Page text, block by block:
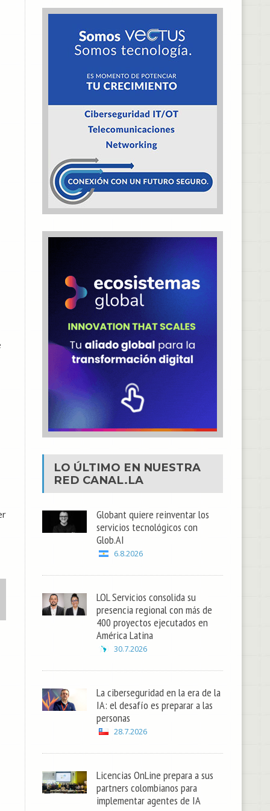
LO ÚLTIMO EN NUESTRA
RED CANAL.LA
Globant quiere reinventar los
servicios tecnológicos con
Glob.AI
6.8.2026
LOL Servicios consolida su
presencia regional con más de
400 proyectos ejecutados en
América Latina
30.7.2026
La ciberseguridad en la era de la
IA: el desafío es preparar a las
personas
28.7.2026
Licencias OnLine prepara a sus
partners colombianos para
implementar agentes de IA